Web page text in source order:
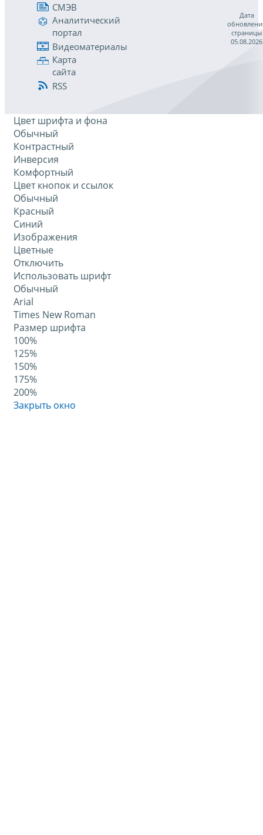
СМЭВ
Аналитический
портал
Видеоматериалы
Карта
сайта
RSS
Дата
страницы
05.08.2026
Цвет шрифта и фона
Обычный
Контрастный
Инверсия
Комфортный
Цвет кнопок и ссылок
Обычный
Красный
Синий
Изображения
Цветные
Отключить
Использовать шрифт
Обычный
Arial
Times New Roman
Размер шрифта
100%
125%
150%
175%
200%
Закрыть окно